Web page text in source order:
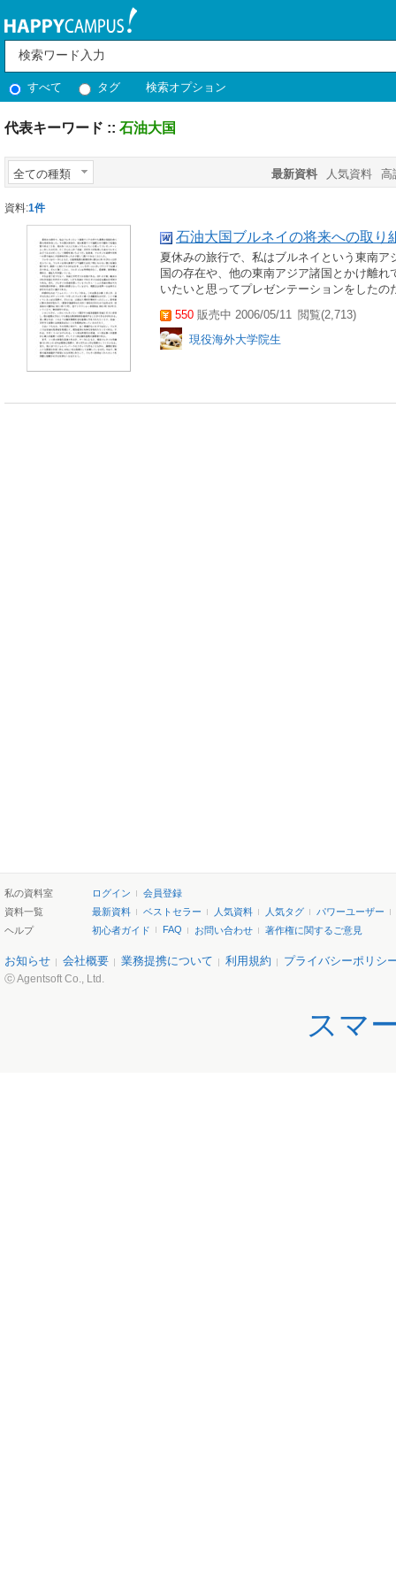
すべて タグ 検索オプション
代表キーワード :: 石油大国
全ての種類 最新資料 人気資料 高
資料:1件
石油大国ブルネイの将来への取り
夏休みの旅行で、私はブルネイという東南
国の存在や、他の東南アジア諸国とかけ離
いたいと思ってプレゼンテーションをした
550 販売中 2006/05/11 閲覧(2,713)
現役海外大学院生
私の資料室 ログイン
会員登録
資料一覧
最新資料 ベストセラー 人気資料 人気タグ
パワーユーザー
ヘルプ
初心者ガイド FAQ お問い合わせ 著作権に関するご意見
お知らせ 会社概要 業務提携について 利用規約 プライバシーポリシ
ⓒ Agentsoft Co., Ltd.
スマ